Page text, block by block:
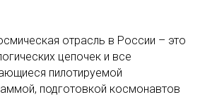
отрасль в России – это
цепочек и все
пилотируемой
подготовкой космонавтов